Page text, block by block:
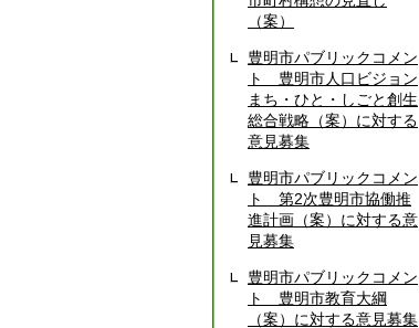
（案）
豊明市パブリックコメン
ト 豊明市人口ビジョン
まち・ひと・しごと創生
総合戦略（案）に対する
意見募集
豊明市パブリックコメン
ト 第2次豊明市協働推
進計画（案）に対する意
見募集
豊明市パブリックコメン
ト 豊明市教育大綱
（案）に対する意見募集